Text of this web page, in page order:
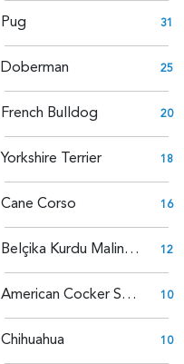
Pug 31
Doberman 25
French Bulldog 20
Yorkshire Terrier 18
Cane Corso 16
Belçika Kurdu Malinois 12
American Cocker Spaniel 10
Chihuahua 10